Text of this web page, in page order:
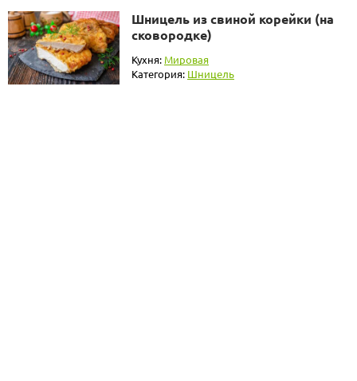
Шницель из свиной корейки (на
сковородке)
Кухня: Мировая
Категория: Шницель